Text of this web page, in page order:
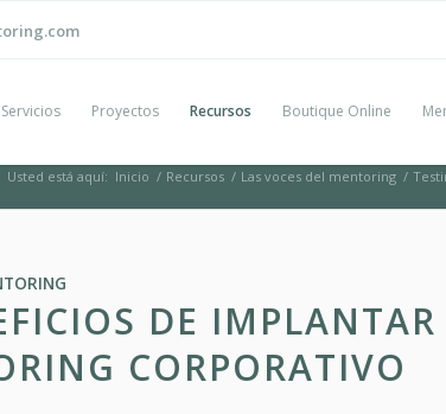
Servicios Proyectos Recursos Boutique Online
Usted está aquí: Inicio / Recursos / Las voces del mentoring /
DE IMPLANTAR
CORPORATIVO